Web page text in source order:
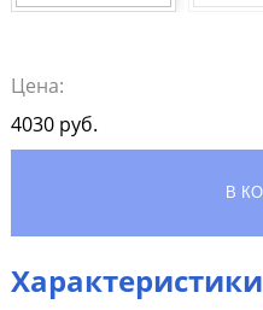
Цена:
4030руб.
Характеристики